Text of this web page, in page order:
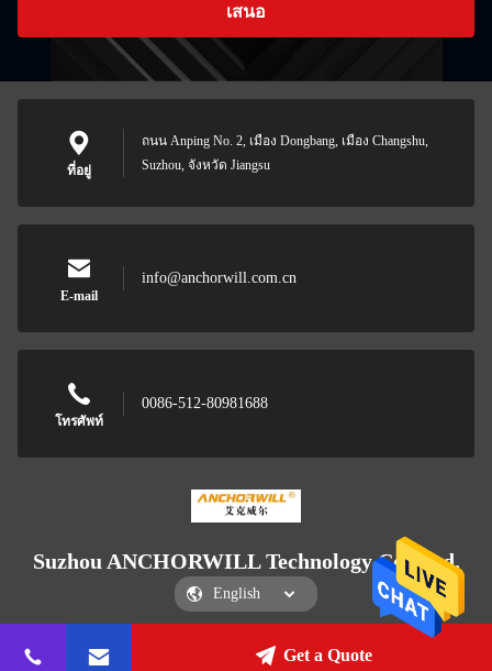
เสนอ
ที่อยู่
ถนน Anping No. 2, เมือง Dongbang, เมือง Changshu,
Suzhou, จังหวัด Jiangsu
E-mail
info@anchorwill.com.cn
โทรศัพท์
0086-512-80981688
Suzhou ANCHORWILL Technology Co., Ltd.
Suzhou ANCHORWILL Technology Co., Ltd.
Get a Quote